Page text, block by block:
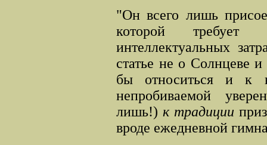
"Он всего лишь
которой требует
интеллектуальных
статье не о Солнцеве
бы относиться и к
непробиваемой
лишь!) к традиции
вроде ежедневной